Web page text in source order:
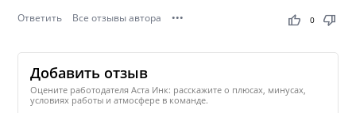
Ответить Все отзывы автора ••• thumb_up thumb_down
0
Добавить отзыв
Оцените работодателя Аста Инк: расскажите о плюсах, минусах,
условиях работы и атмосфере в команде.